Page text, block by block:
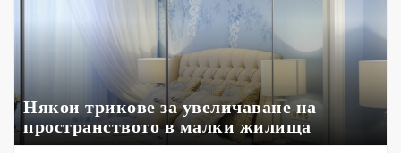
Някои трикове за увеличаване на
пространството в малки жилища